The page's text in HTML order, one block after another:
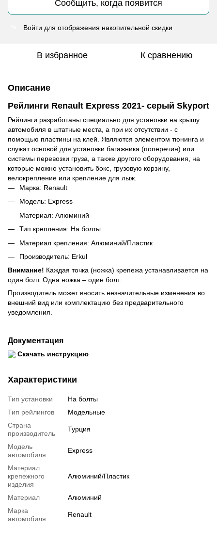
Сообщить, когда появится
Войти для отображения накопительной скидки
В избранное К сравнению
Описание
Рейлинги Renault Express 2021- серый Skyport
Рейлинги разработаны специально для установки на крышу
автомобиля в штатные места, а при их отсутствии - с
помощью пластины на клей. Являются элементом тюнинга и
служат основой для установки багажника (поперечин) или
системы перевозки груза, а также другого оборудования, на
которые можно установить бокс, грузовую корзину,
велокрепление или крепление для лыж.
Марка: Renault
Модель: Express
Материал: Алюминий
Тип крепления: На болты
Материал крепления: Алюминий/Пластик
Производитель: Erkul
Внимание! Каждая точка (ножка) крепежа устанавливается на
один болт. Одна ножка – один болт.
Производитель может вносить незначительные изменения во
внешний вид или комплектацию без предварительного
уведомления.
Документация
Скачать инструкцию
Характеристики
Тип установки
На болты
Тип рейлингов
Модельные
Страна
производитель
Турция
Модель
автомобиля
Express
Материал
крепежного
изделия
Алюминий/Пластик
Материал
Алюминий
Марка
автомобиля
Renault